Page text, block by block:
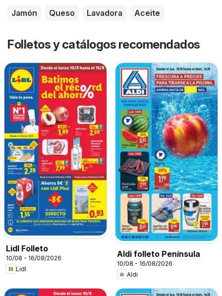
Jamón Queso Lavadora Aceite
Folletos y catálogos recomendados
Lidl Folleto
10/08 - 16/08/2026
Lidl
Aldi folleto Península
10/08 - 16/08/2026
Aldi